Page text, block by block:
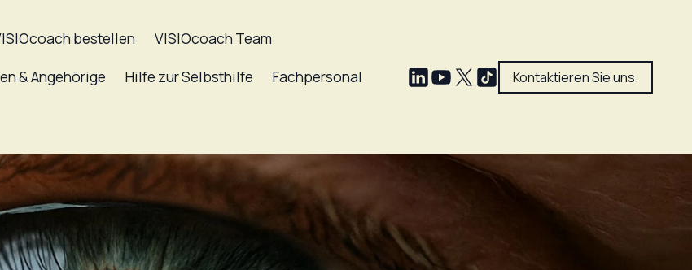
bestellen
VISIOcoach Team
& Angehörige Hilfe zur Selbsthilfe
Fachpersonal
Kontaktieren Sie uns.